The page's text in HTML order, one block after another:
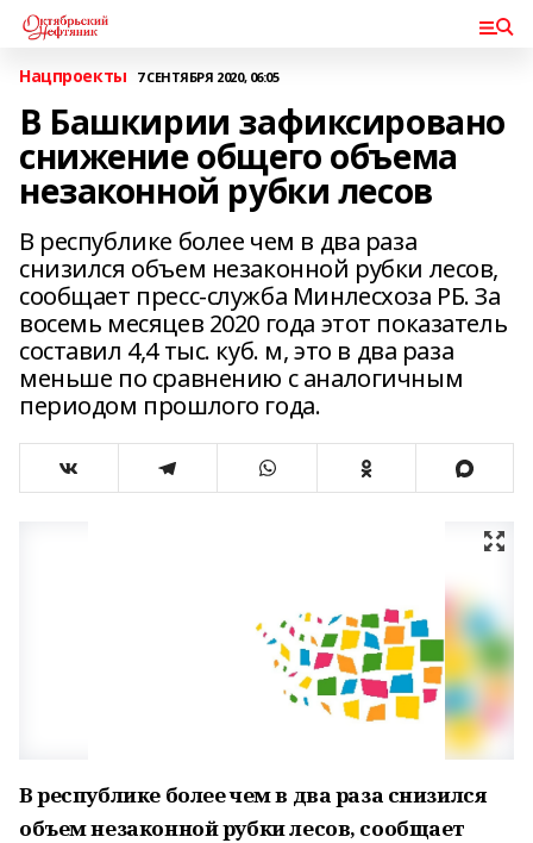
Нацпроекты 7 СЕНТЯБРЯ 2020, 06:05
В Башкирии зафиксировано
снижение общего объема
незаконной рубки лесов
В республике более чем в два раза
снизился объем незаконной рубки лесов,
сообщает пресс-служба Минлесхоза РБ. За
восемь месяцев 2020 года этот показатель
составил 4,4 тыс. куб. м, это в два раза
меньше по сравнению с аналогичным
периодом прошлого года.
В республике более чем в два раза снизился
объем незаконной рубки лесов, сообщает